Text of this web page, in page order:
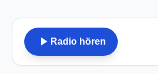
play_arrow Radio hören